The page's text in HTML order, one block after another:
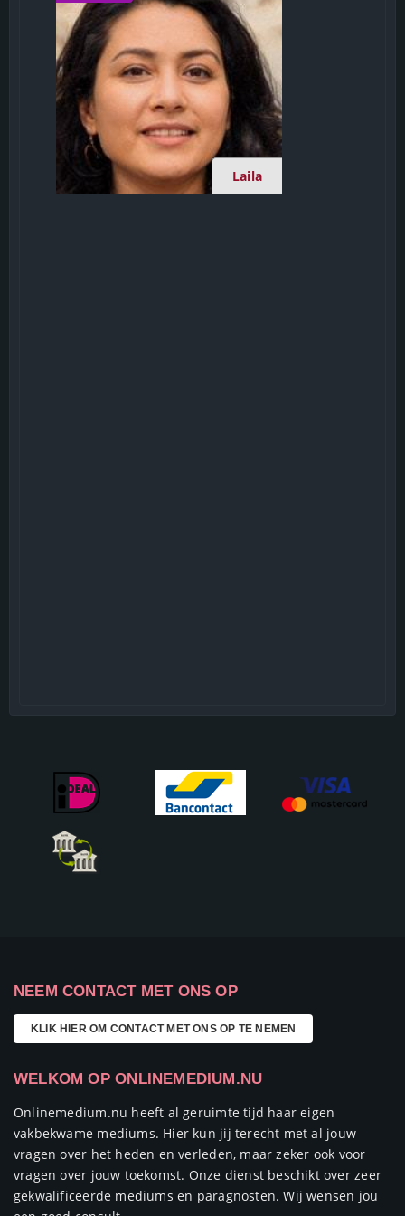
Laila
NEEM CONTACT MET ONS OP
KLIK HIER OM CONTACT MET ONS OP TE NEMEN
WELKOM OP ONLINEMEDIUM.NU
Onlinemedium.nu heeft al geruimte tijd haar eigen
vakbekwame mediums. Hier kun jij terecht met al jouw
vragen over het heden en verleden, maar zeker ook voor
vragen over jouw toekomst. Onze dienst beschikt over zeer
gekwalificeerde mediums en paragnosten. Wij wensen jou